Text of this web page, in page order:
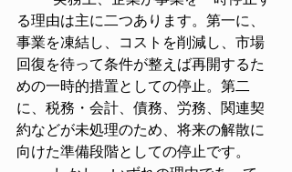
る理由は主に二つあります。第一に、
事業を凍結し、コストを削減し、市場
回復を待って条件が整えば再開するた
めの一時的措置としての停止。第二
に、税務・会計、債務、労務、関連契
約などが未処理のため、将来の解散に
向けた準備段階としての停止です。